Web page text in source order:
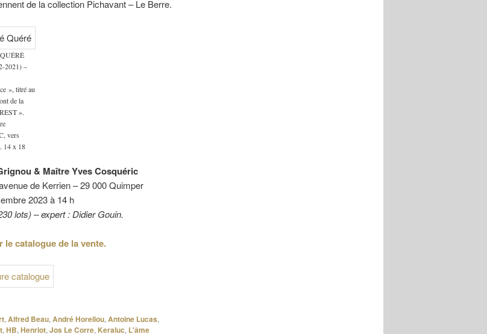
de la collection Pichavant – Le Berre.
2021) –
», titré au
de la
».
vers
14 x 18
& Maître Yves Cosquéric
de Kerrien – 29 000 Quimper
2023 à 14 h
lots) – expert : Didier Gouin.
le catalogue de la vente.
, Alfred Beau, André Horellou, Antoine Lucas,
, HB, Henriot, Jos Le Corre, Keraluc, L'âme